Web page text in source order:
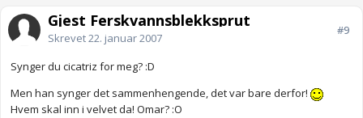
Gjest Ferskvannsblekksprut
Skrevet22. januar 2007
#9
Synger du cicatriz for meg? :D
Men han synger det sammenhengende, det var bare derfor!
Hvem skal inn i velvet da! Omar? :O